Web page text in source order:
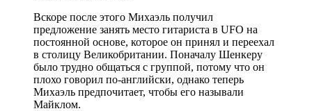
Вскоре после этого Михаэль получил
предложение занять место гитариста в UFO на
постоянной основе, которое он принял и переехал
в столицу Великобритании. Поначалу Шенкеру
было трудно общаться с группой, потому что он
плохо говорил по-английски, однако теперь
Михаэль предпочитает, чтобы его называли
Майклом.